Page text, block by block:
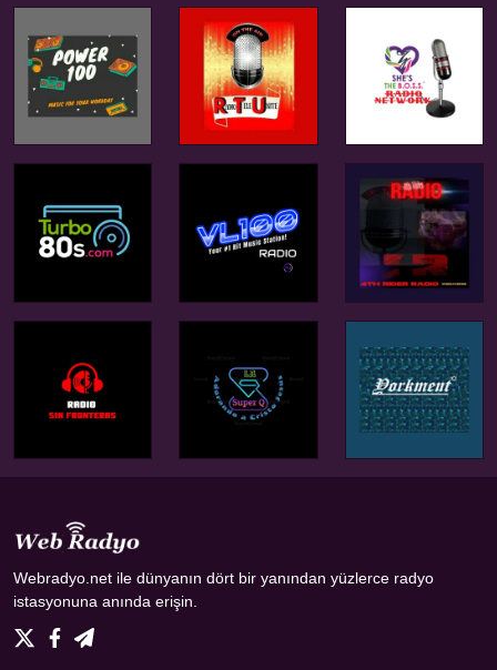
Webradyo.net ile dünyanın dört bir yanından yüzlerce radyo
istasyonuna anında erişin.